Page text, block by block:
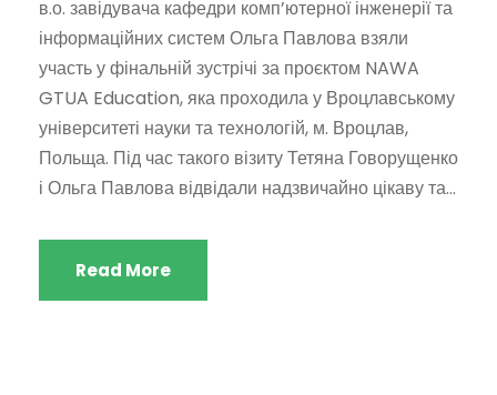
в.о. завідувача кафедри комп’ютерної інженерії та
інформаційних систем Ольга Павлова взяли
участь у фінальній зустрічі за проєктом NAWA
GTUA Education, яка проходила у Вроцлавському
університеті науки та технологій, м. Вроцлав,
Польща. Під час такого візиту Тетяна Говорущенко
і Ольга Павлова відвідали надзвичайно цікаву та...
Read More